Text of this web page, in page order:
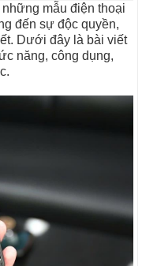
mẫu điện thoại
đến sự độc quyền,
Dưới đây là bài viết
năng, công dụng,